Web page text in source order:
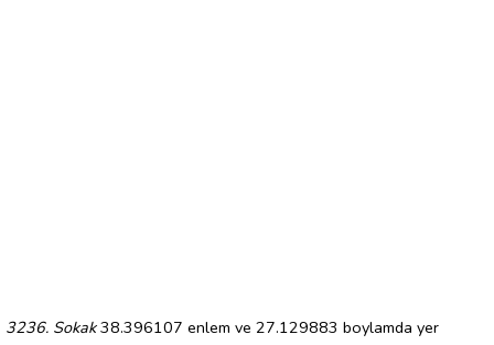
3236. Sokak38.396107 enlem ve 27.129883 boylamda yer